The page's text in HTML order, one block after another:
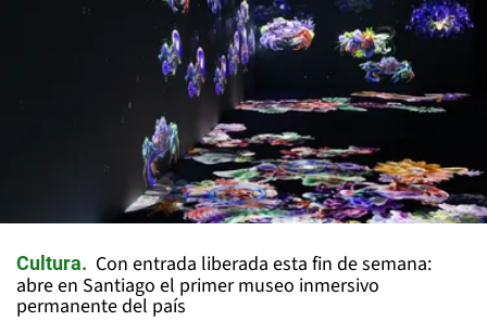
Cultura
Con entrada liberada esta fin de semana:
abre en Santiago el primer museo inmersivo
permanente del país